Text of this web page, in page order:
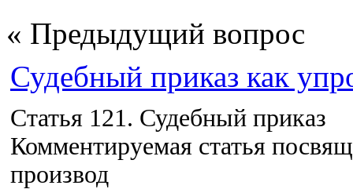
« Предыдущий вопрос
Судебный приказ как
Статья 121. Судебный приказ
Комментируемая статья
производ